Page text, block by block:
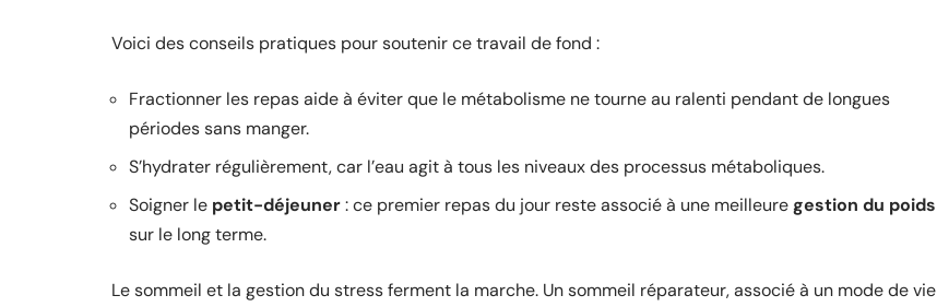
Voici des conseils pratiques pour soutenir ce travail de fond :
Fractionner les repas aide à éviter que le métabolisme ne tourne au ralenti pendant de longues
périodes sans manger.
S’hydrater régulièrement, car l’eau agit à tous les niveaux des processus métaboliques.
Soigner le petit-déjeuner: ce premier repas du jour reste associé à une meilleuregestion du poids
sur le long terme.
Le sommeil et la gestion du stress ferment la marche. Un sommeil réparateur, associé à un mode de vie